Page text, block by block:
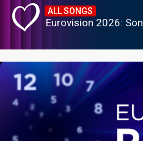
ALL SONGS
Eurovision 2026: